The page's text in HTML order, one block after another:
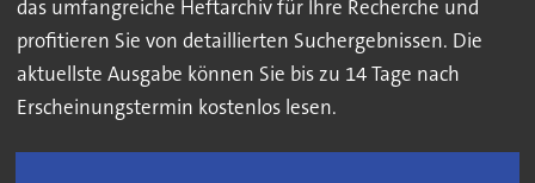
das umfangreiche Heftarchiv für Ihre Recherche und
profitieren Sie von detaillierten Suchergebnissen. Die
aktuellste Ausgabe können Sie bis zu 14 Tage nach
Erscheinungstermin kostenlos lesen.